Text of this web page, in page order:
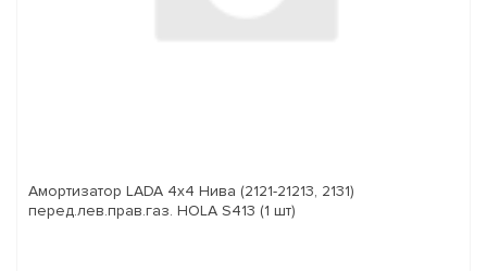
Амортизатор LADA 4x4 Нива (2121-21213, 2131)
перед.лев.прав.газ. HOLA S413 (1 шт)